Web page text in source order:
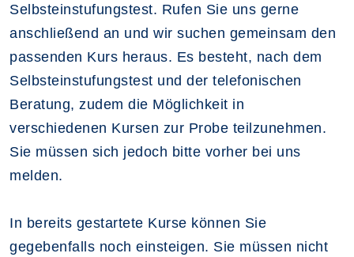
Selbsteinstufungstest. Rufen Sie uns gerne
anschließend an und wir suchen gemeinsam den
passenden Kurs heraus. Es besteht, nach dem
Selbsteinstufungstest und der telefonischen
Beratung, zudem die Möglichkeit in
verschiedenen Kursen zur Probe teilzunehmen.
Sie müssen sich jedoch bitte vorher bei uns
melden.
In bereits gestartete Kurse können Sie
gegebenfalls noch einsteigen. Sie müssen nicht